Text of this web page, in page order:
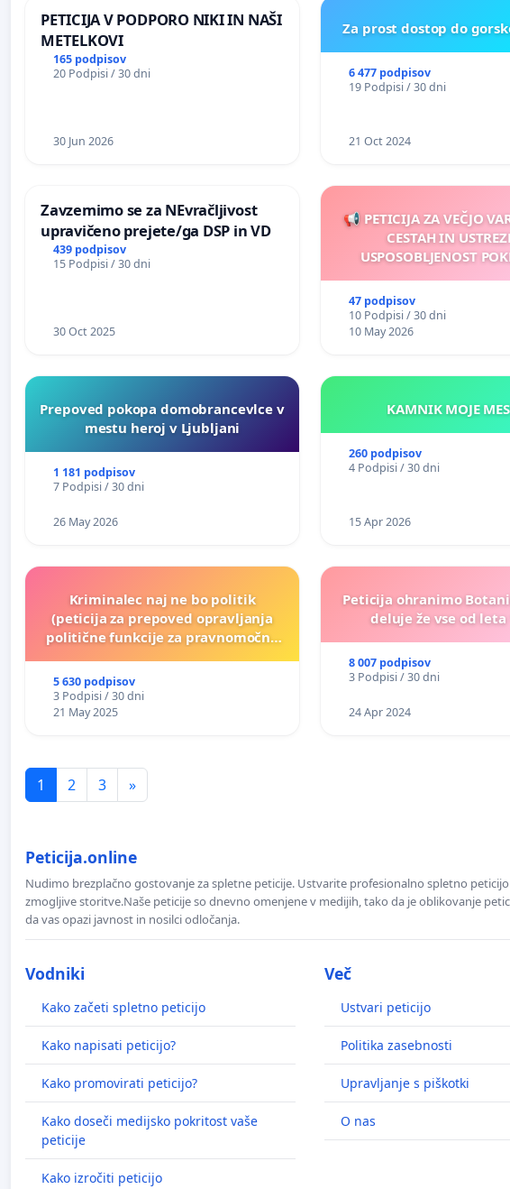
PETICIJA V PODPORO NIKI IN NAŠI
METELKOVI
165 podpisov
20 Podpisi / 30 dni
30 Jun 2026
Za prost dostop do
6 477 podpisov
19 Podpisi / 30 dni
21 Oct 2024
Zavzemimo se za NEvračljivost
upravičeno prejete/ga DSP in VD
439 podpisov
15 Podpisi / 30 dni
30 Oct 2025
📢 PETICIJA ZA VEČJO
CESTAH IN
USPOSOBLJENOST
47 podpisov
10 Podpisi / 30 dni
10 May 2026
Prepoved pokopa domobrancevlce v
mestu heroj v Ljubljani
1 181 podpisov
7 Podpisi / 30 dni
26 May 2026
KAMNIK
260 podpisov
4 Podpisi / 30 dni
15 Apr 2026
Kriminalec naj ne bo politik
(peticija za prepoved opravljanja
politične funkcije za pravnomočno
5 630 podpisov
3 Podpisi / 30 dni
21 May 2025
Peticija ohranimo
deluje že vse od leta
8 007 podpisov
3 Podpisi / 30 dni
24 Apr 2024
1 2 3 »
Peticija.online
Nudimo brezplačno gostovanje za spletne peticije. Ustvarite profesionalno spletno
zmogljive storitve.Naše peticije so dnevno omenjene v medijih, tako da je oblikovanje
da vas opazi javnost in nosilci odločanja.
Vodniki
Kako začeti spletno peticijo
Kako napisati peticijo?
Kako promovirati peticijo?
Kako doseči medijsko pokritost vaše
peticije
Kako izročiti peticijo
Več
Ustvari peticijo
Politika zasebnosti
Upravljanje s piškotki
O nas